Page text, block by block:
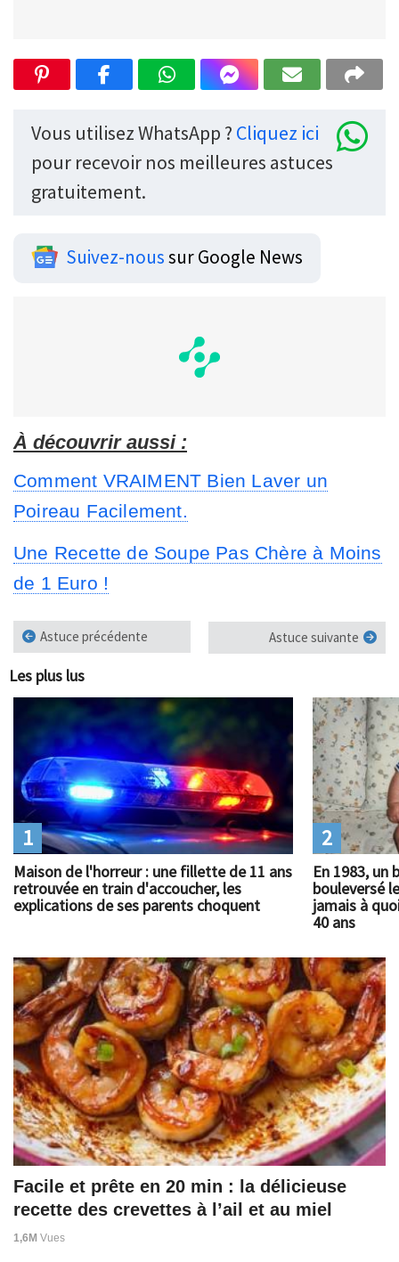
Vous utilisez WhatsApp ? Cliquez ici
pour recevoir nos meilleures astuces
gratuitement.
Suivez-noussur Google News
À découvrir aussi :
Comment VRAIMENT Bien Laver un
Poireau Facilement.
Une Recette de Soupe Pas Chère à Moins
de 1 Euro !
Astuce précédente Astuce suivante
Les plus lus
Maison de l'horreur : une fillette de 11 ans
retrouvée en train d'accoucher, les
explications de ses parents choquent
1
En 1983, un
bouleversé
jamais à
40 ans
2
Facile et prête en 20 min : la délicieuse
recette des crevettes à l’ail et au miel
1,6M Vues